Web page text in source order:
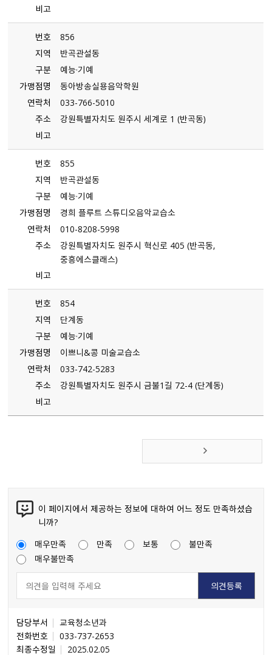
비고
번호
856
지역
반곡관설동
구분
예능·기예
가맹점명
동아방송실용음악학원
연락처
033-766-5010
주소
강원특별자치도 원주시 세계로 1 （반곡동）
비고
번호
855
지역
반곡관설동
구분
예능·기예
가맹점명
경희 플루트 스튜디오음악교습소
연락처
010-8208-5998
주소
강원특별자치도 원주시 혁신로 405 （반곡동,
중흥에스클래스）
비고
번호
854
지역
단계동
구분
예능·기예
가맹점명
이쁘니&콩 미술교습소
연락처
033-742-5283
주소
강원특별자치도 원주시 금불1길 72-4 （단계동）
비고
이 페이지에서 제공하는 정보에 대하여 어느 정도 만족하셨습
니까?
매우만족
만족 보통
불만족
매우불만족
담당부서
교육청소년과
전화번호
033-737-2653
최종수정일
2025.02.05